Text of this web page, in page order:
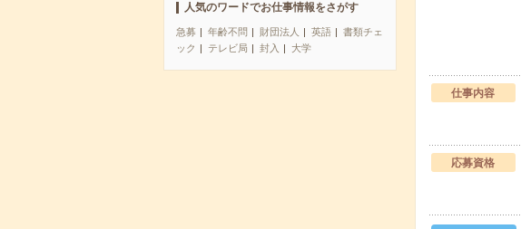
人気のワードでお仕事情報をさがす
急募 年齢不問 財団法人 英語
書類チェ
ック
テレビ局 封入 大学
仕事内容
応募資格